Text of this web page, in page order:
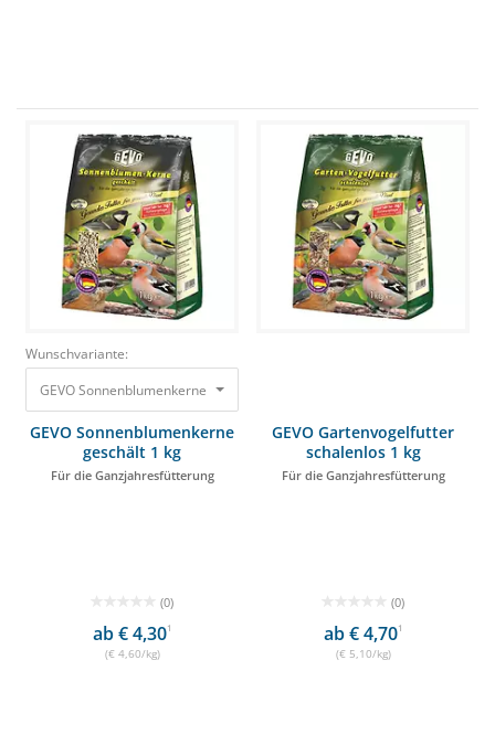
Wunschvariante:
GEVO Sonnenblumenkerne
geschält 1 kg
Für die Ganzjahresfütterung
(0)
ab € 4,301
(€ 4,60/kg)
GEVO Gartenvogelfutter
schalenlos 1 kg
Für die Ganzjahresfütterung
(0)
ab € 4,701
(€ 5,10/kg)